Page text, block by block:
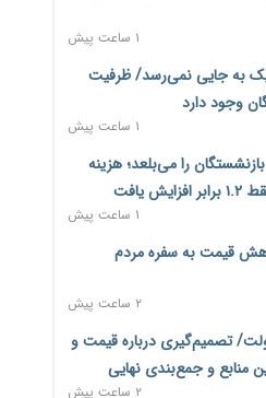
۱ ساعت پیش
به جایی نمی‌رسد/ ظرفیت
۱ ساعت پیش
حقوق بازنشستگان را می‌بلعد؛ هزینه
۱ ساعت پیش
قیمت به سفره مردم
۲ ساعت پیش
تصمیم‌گیری درباره قیمت و
منابع و جمع‌بندی نهایی
۲ ساعت پیش